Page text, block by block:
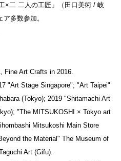
×二 二人の工匠」（田口美術 / 岐
多数参加。
Fine Art Crafts in 2016.
"Art Stage Singapore"; "Art Taipei"
(Tokyo); 2019 "Shitamachi Art
"The MITSUKOSHI × Tokyo art
Mitsukoshi Main Store
the Material" The Museum of
Art (Gifu).